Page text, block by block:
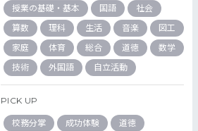
授業の基礎・基本
国語
社会
算数
理科 生活 音楽
図工
家庭
体育 総合 道徳
数学
技術
外国語 自立活動
PICK UP
校務分掌 成功体験 道徳